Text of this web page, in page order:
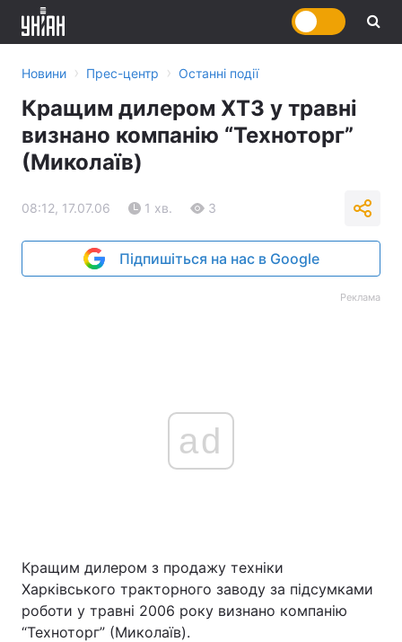
Новини › Прес-центр › Останні події
Кращим дилером ХТЗ у травні
визнано компанію “Техноторг”
(Миколаїв)
08:12, 17.07.06 1 хв. 3
Підпишіться на нас в Google
Реклама
ad
Кращим дилером з продажу техніки
Харківського тракторного заводу за підсумками
роботи у травні 2006 року визнано компанію
“Техноторг” (Миколаїв).